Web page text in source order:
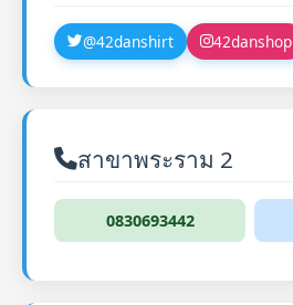
@42danshirt 42danshop
สาขาพระราม 2
0830693442